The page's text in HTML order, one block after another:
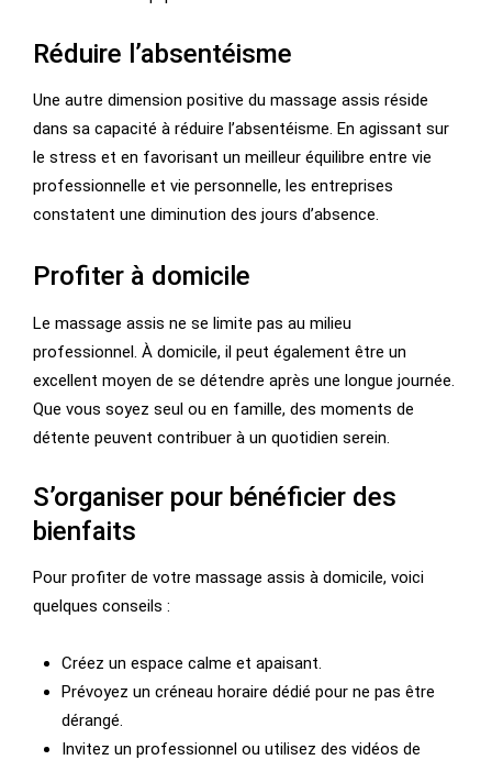
Réduire l’absentéisme
Une autre dimension positive du massage assis réside
dans sa capacité à réduire l’absentéisme. En agissant sur
le stress et en favorisant un meilleur équilibre entre vie
professionnelle et vie personnelle, les entreprises
constatent une diminution des jours d’absence.
Profiter à domicile
Le massage assis ne se limite pas au milieu
professionnel. À domicile, il peut également être un
excellent moyen de se détendre après une longue journée.
Que vous soyez seul ou en famille, des moments de
détente peuvent contribuer à un quotidien serein.
S’organiser pour bénéficier des
bienfaits
Pour profiter de votre massage assis à domicile, voici
quelques conseils :
Créez un espace calme et apaisant.
Prévoyez un créneau horaire dédié pour ne pas être
dérangé.
Invitez un professionnel ou utilisez des vidéos de